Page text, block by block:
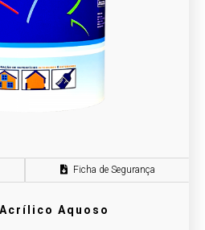
Ficha de Segurança
Aquoso